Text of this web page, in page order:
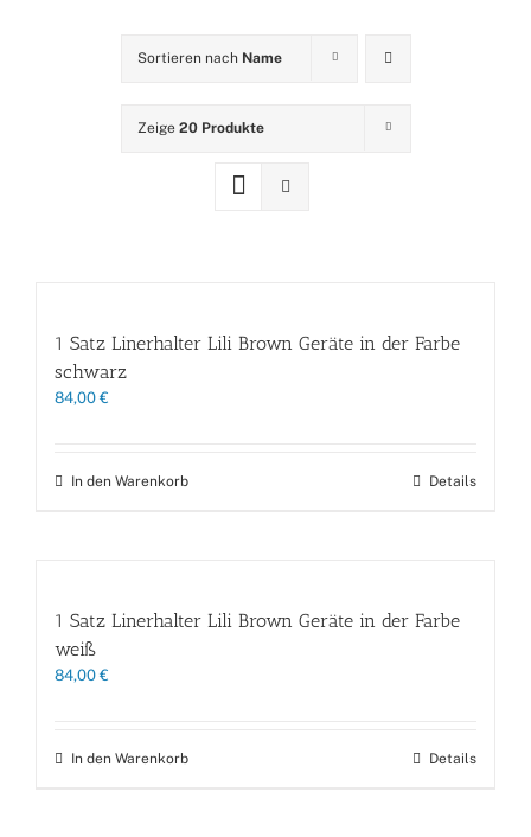
Sortieren nach Name
Zeige 20 Produkte
1 Satz Linerhalter Lili Brown Geräte in der Farbe
schwarz
84,00 €
In den Warenkorb Details
1 Satz Linerhalter Lili Brown Geräte in der Farbe
weiß
84,00 €
In den Warenkorb Details